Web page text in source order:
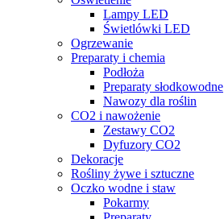
Lampy LED
Świetlówki LED
Ogrzewanie
Preparaty i chemia
Podłoża
Preparaty słodkowodne
Nawozy dla roślin
CO2 i nawożenie
Zestawy CO2
Dyfuzory CO2
Dekoracje
Rośliny żywe i sztuczne
Oczko wodne i staw
Pokarmy